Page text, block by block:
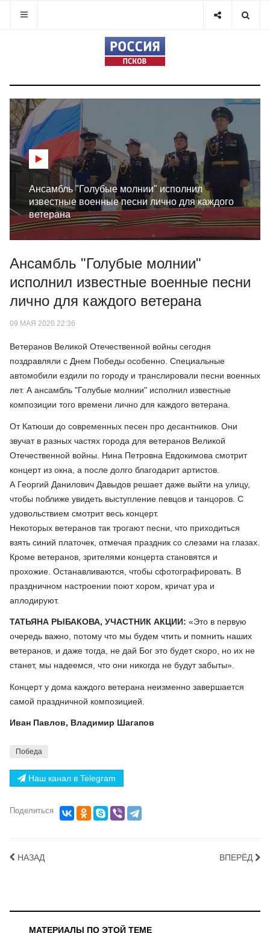
Ансамбль "Голубые молнии" исполнил
известные военные песни лично для каждого
ветерана
Ансамбль "Голубые молнии"
исполнил известные военные песни
лично для каждого ветерана
09 МАЯ 2020 22:36
Ветеранов Великой Отечественной войны сегодня
поздравляли с Днем Победы особенно. Специальные
автомобили ездили по городу и транслировали песни военных
лет. А ансамбль "Голубые молнии" исполнил известные
композиции того времени лично для каждого ветерана.
От Катюши до современных песен про десантников. Они
звучат в разных частях города для ветеранов Великой
Отечественной войны. Нина Петровна Евдокимова смотрит
концерт из окна, а после долго благодарит артистов.
А Георгий Данилович Давыдов решает даже выйти на улицу,
чтобы поближе увидеть выступление певцов и танцоров. С
удовольствием смотрит весь концерт.
Некоторых ветеранов так трогают песни, что приходиться
взять синий платочек, отмечая праздник со слезами на глазах.
Кроме ветеранов, зрителями концерта становятся и
прохожие. Останавливаются, чтобы сфотографировать. В
праздничном настроении поют хором, кричат ура и
аплодируют.
ТАТЬЯНА РЫБАКОВА, УЧАСТНИК АКЦИИ: «Это в первую
очередь важно, потому что мы будем чтить и помнить наших
ветеранов, и даже тогда, не дай Бог это будет скоро, но их не
станет, мы надеемся, что они никогда не будут забыты».
Концерт у дома каждого ветерана неизменно завершается
самой праздничной композицией.
Иван Павлов, Владимир Шагапов
Победа
Наш канал в Telegram
Поделиться
НАЗАД ВПЕРЁД
МАТЕРИАЛЫ ПО ЭТОЙ ТЕМЕ